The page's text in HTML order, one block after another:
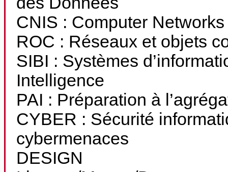
CNIS : Computer
ROC : Réseaux et objets
SIBI : Systèmes
Intelligence
PAI : Préparation à
CYBER : Sécurité
cybermenaces
DESIGN